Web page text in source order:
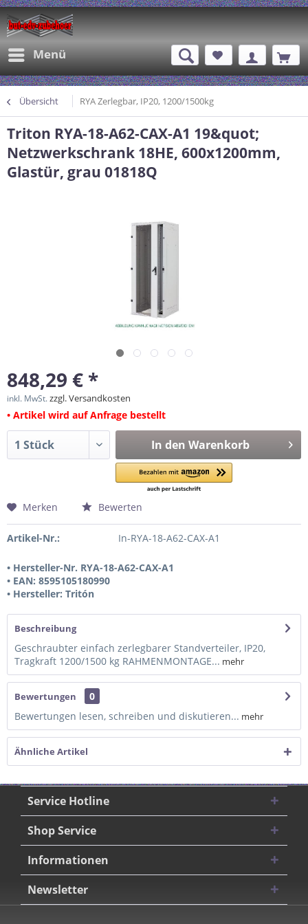
Menü
Übersicht RYA Zerlegbar, IP20, 1200/1500kg
Triton RYA-18-A62-CAX-A1 19&quot;
Netzwerkschrank 18HE, 600x1200mm,
Glastür, grau 01818Q
848,29 € *
inkl. MwSt.zzgl. Versandkosten
• Artikel wird auf Anfrage bestellt
In den Warenkorb
Merken Bewerten
Artikel-Nr.: In-RYA-18-A62-CAX-A1
• Hersteller-Nr. RYA-18-A62-CAX-A1
• EAN: 8595105180990
• Hersteller: Tritón
Beschreibung
Geschraubter einfach zerlegbarer Standverteiler, IP20,
Tragkraft 1200/1500 kg RAHMENMONTAGE... mehr
Bewertungen
0
Bewertungen lesen, schreiben und diskutieren... mehr
Ähnliche Artikel
Service Hotline
Shop Service
Informationen
Newsletter